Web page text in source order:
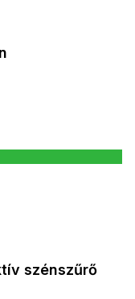
szénszűrő